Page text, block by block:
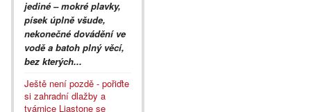
jediné – mokré plavky,
písek úplně všude,
nekonečné dovádění ve
vodě a batoh plný věcí,
bez kterých...
Ještě není pozdě - pořiďte
si zahradní dlažby a
tvárnice Liastone se